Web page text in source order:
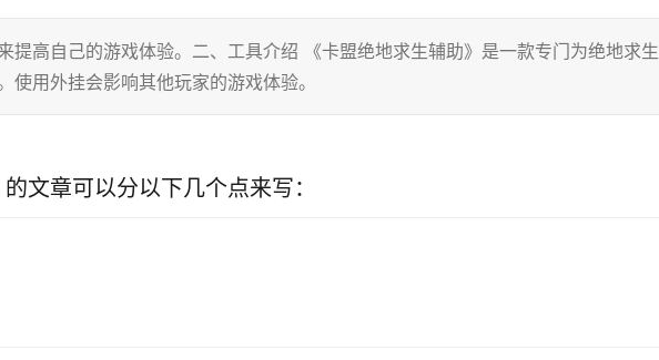
提高自己的游戏体验。二、工具介绍 《卡盟绝地求生辅助》是一款专门为绝地求生
使用外挂会影响其他玩家的游戏体验。
文章可以分以下几个点来写：